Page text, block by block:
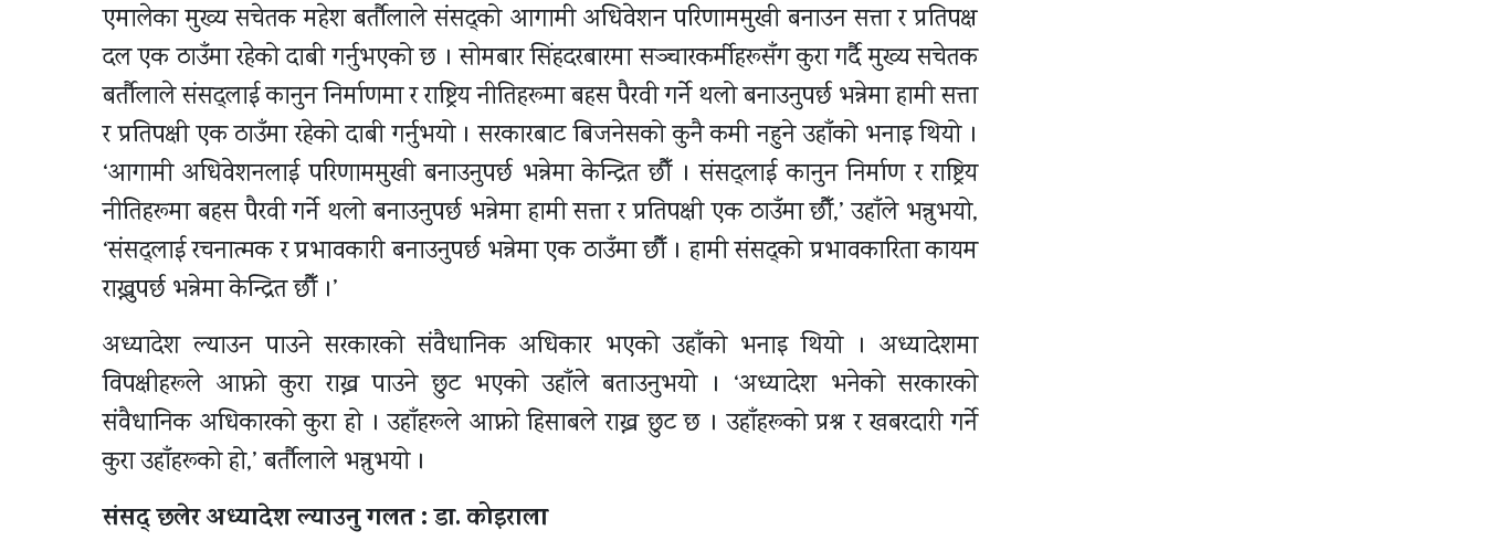
एमालेका मुख्य सचेतक महेश बर्तौलाले संसद्को आगामी अधिवेशन परिणाममुखी बनाउन सत्ता र प्रतिपक्ष
दल एक ठाउँमा रहेको दाबी गर्नुभएको छ । सोमबार सिंहदरबारमा सञ्चारकर्मीहरूसँग कुरा गर्दै मुख्य सचेतक
बर्तौलाले संसद्लाई कानुन निर्माणमा र राष्ट्रिय नीतिहरूमा बहस पैरवी गर्ने थलो बनाउनुपर्छ भन्नेमा हामी सत्ता
र प्रतिपक्षी एक ठाउँमा रहेको दाबी गर्नुभयो । सरकारबाट बिजनेसको कुनै कमी नहुने उहाँको भनाइ थियो ।
‘आगामी अधिवेशनलाई परिणाममुखी बनाउनुपर्छ भन्नेमा केन्द्रित छौँ । संसद्लाई कानुन निर्माण र राष्ट्रिय
नीतिहरूमा बहस पैरवी गर्ने थलो बनाउनुपर्छ भन्नेमा हामी सत्ता र प्रतिपक्षी एक ठाउँमा छौँ,’ उहाँले भन्नुभयो,
‘संसद्लाई रचनात्मक र प्रभावकारी बनाउनुपर्छ भन्नेमा एक ठाउँमा छौँ । हामी संसद्को प्रभावकारिता कायम
राख्नुपर्छ भन्नेमा केन्द्रित छौँ ।’
अध्यादेश ल्याउन पाउने सरकारको संवैधानिक अधिकार भएको उहाँको भनाइ थियो । अध्यादेशमा
विपक्षीहरूले आफ्नो कुरा राख्न पाउने छुट भएको उहाँले बताउनुभयो । ‘अध्यादेश भनेको सरकारको
संवैधानिक अधिकारको कुरा हो । उहाँहरूले आफ्नो हिसाबले राख्न छुट छ । उहाँहरूको प्रश्न र खबरदारी गर्ने
कुरा उहाँहरूको हो,’ बर्तौलाले भन्नुभयो ।
संसद् छलेर अध्यादेश ल्याउनु गलत : डा. कोइराला